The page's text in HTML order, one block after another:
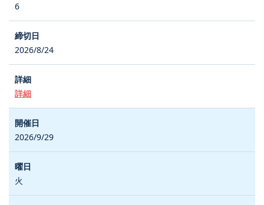
6
2026/8/24
詳細
2026/9/29
火